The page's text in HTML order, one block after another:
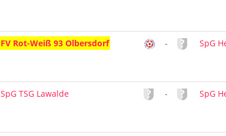
FV Rot-Weiß 93 Olbersdorf - SpG
SpG TSG Lawalde - SpG